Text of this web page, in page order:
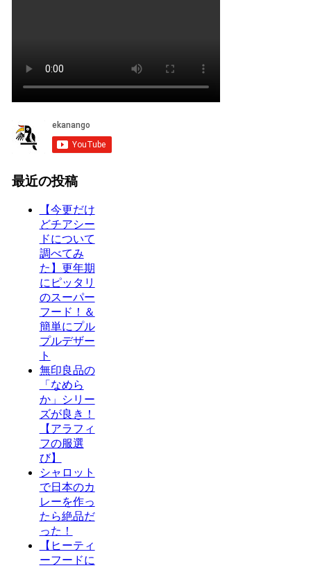
最近の投稿
【今更だけ
どチアシー
ドについて
調べてみ
た】更年期
にピッタリ
のスーパー
フード！＆
簡単にプル
プルデザー
ト
無印良品の
「なめら
か」シリー
ズが良き！
【アラフィ
フの服選
び】
シャロット
で日本のカ
レーを作っ
たら絶品だ
った！
【ヒーティ
ーフードに